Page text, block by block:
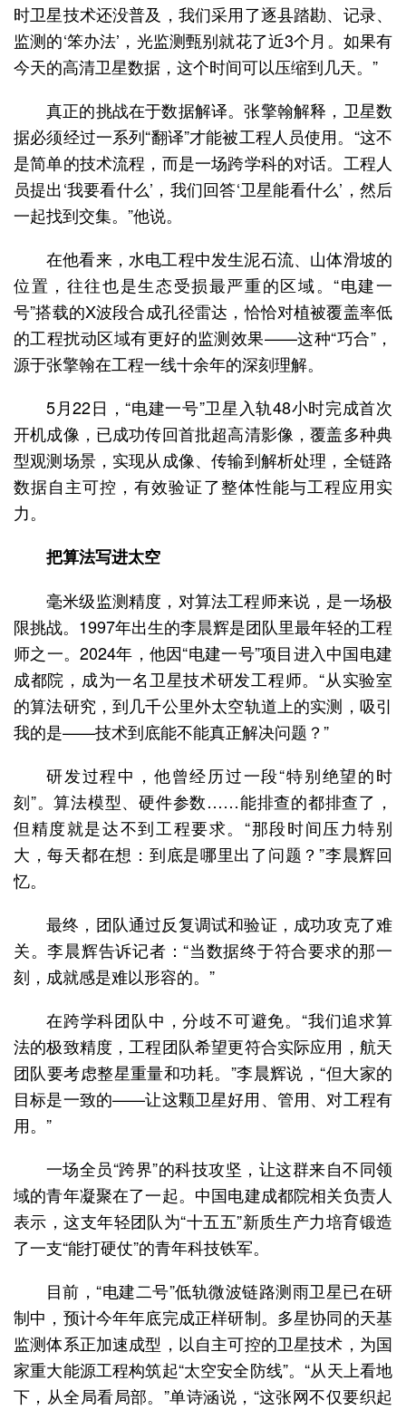
时卫星技术还没普及，我们采用了逐县踏勘、记录、
监测的‘笨办法’，光监测甄别就花了近3个月。如果有
今天的高清卫星数据，这个时间可以压缩到几天。”
真正的挑战在于数据解译。张擎翰解释，卫星数
据必须经过一系列“翻译”才能被工程人员使用。“这不
是简单的技术流程，而是一场跨学科的对话。工程人
员提出‘我要看什么’，我们回答‘卫星能看什么’，然后
一起找到交集。”他说。
在他看来，水电工程中发生泥石流、山体滑坡的
位置，往往也是生态受损最严重的区域。“电建一
号”搭载的X波段合成孔径雷达，恰恰对植被覆盖率低
的工程扰动区域有更好的监测效果——这种“巧合”，
源于张擎翰在工程一线十余年的深刻理解。
5月22日，“电建一号”卫星入轨48小时完成首次
开机成像，已成功传回首批超高清影像，覆盖多种典
型观测场景，实现从成像、传输到解析处理，全链路
数据自主可控，有效验证了整体性能与工程应用实
力。
把算法写进太空
毫米级监测精度，对算法工程师来说，是一场极
限挑战。1997年出生的李晨辉是团队里最年轻的工程
师之一。2024年，他因“电建一号”项目进入中国电建
成都院，成为一名卫星技术研发工程师。“从实验室
的算法研究，到几千公里外太空轨道上的实测，吸引
我的是——技术到底能不能真正解决问题？”
研发过程中，他曾经历过一段“特别绝望的时
刻”。算法模型、硬件参数……能排查的都排查了，
但精度就是达不到工程要求。“那段时间压力特别
大，每天都在想：到底是哪里出了问题？”李晨辉回
忆。
最终，团队通过反复调试和验证，成功攻克了难
关。李晨辉告诉记者：“当数据终于符合要求的那一
刻，成就感是难以形容的。”
在跨学科团队中，分歧不可避免。“我们追求算
法的极致精度，工程团队希望更符合实际应用，航天
团队要考虑整星重量和功耗。”李晨辉说，“但大家的
目标是一致的——让这颗卫星好用、管用、对工程有
用。”
一场全员“跨界”的科技攻坚，让这群来自不同领
域的青年凝聚在了一起。中国电建成都院相关负责人
表示，这支年轻团队为“十五五”新质生产力培育锻造
了一支“能打硬仗”的青年科技铁军。
目前，“电建二号”低轨微波链路测雨卫星已在研
制中，预计今年年底完成正样研制。多星协同的天基
监测体系正加速成型，以自主可控的卫星技术，为国
家重大能源工程构筑起“太空安全防线”。“从天上看地
下，从全局看局部。”单诗涵说，“这张网不仅要织起